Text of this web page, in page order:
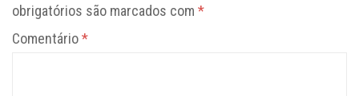
obrigatórios são marcados com *
Comentário*